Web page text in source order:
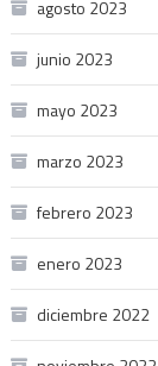
agosto 2023
junio 2023
mayo 2023
marzo 2023
febrero 2023
enero 2023
diciembre 2022